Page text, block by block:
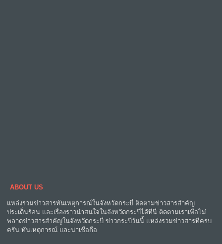
ABOUT US
แหล่งรวมข่าวสารทันเหตุการณ์ในจังหวัดกระบี่ ติดตามข่าวสารสำคัญ
ประเด็นร้อน และเรื่องราวน่าสนใจในจังหวัดกระบี่ได้ที่นี่ ติดตามเราเพื่อไม่
พลาดข่าวสารสำคัญในจังหวัดกระบี่ ข่าวกระบี่วันนี้ แหล่งรวมข่าวสารที่ครบ
ครัน ทันเหตุการณ์ และน่าเชื่อถือ